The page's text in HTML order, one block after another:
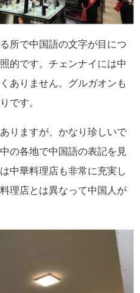
所で中国語の文字が目につ
的です。チェンナイには中
ありません。グルガオンも
です。
りますが、かなり珍しいで
の各地で中国語の表記を見
中華料理店も非常に充実し
理店とは異なって中国人が